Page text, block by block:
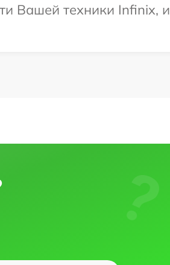
Вашей техники Infinix,